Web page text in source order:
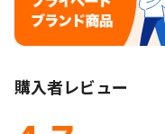
購入者レビュー